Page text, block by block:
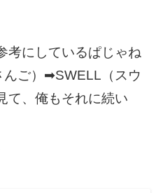
考にしているぱじゃね
んご）➡︎SWELL（スウ
て、俺もそれに続い